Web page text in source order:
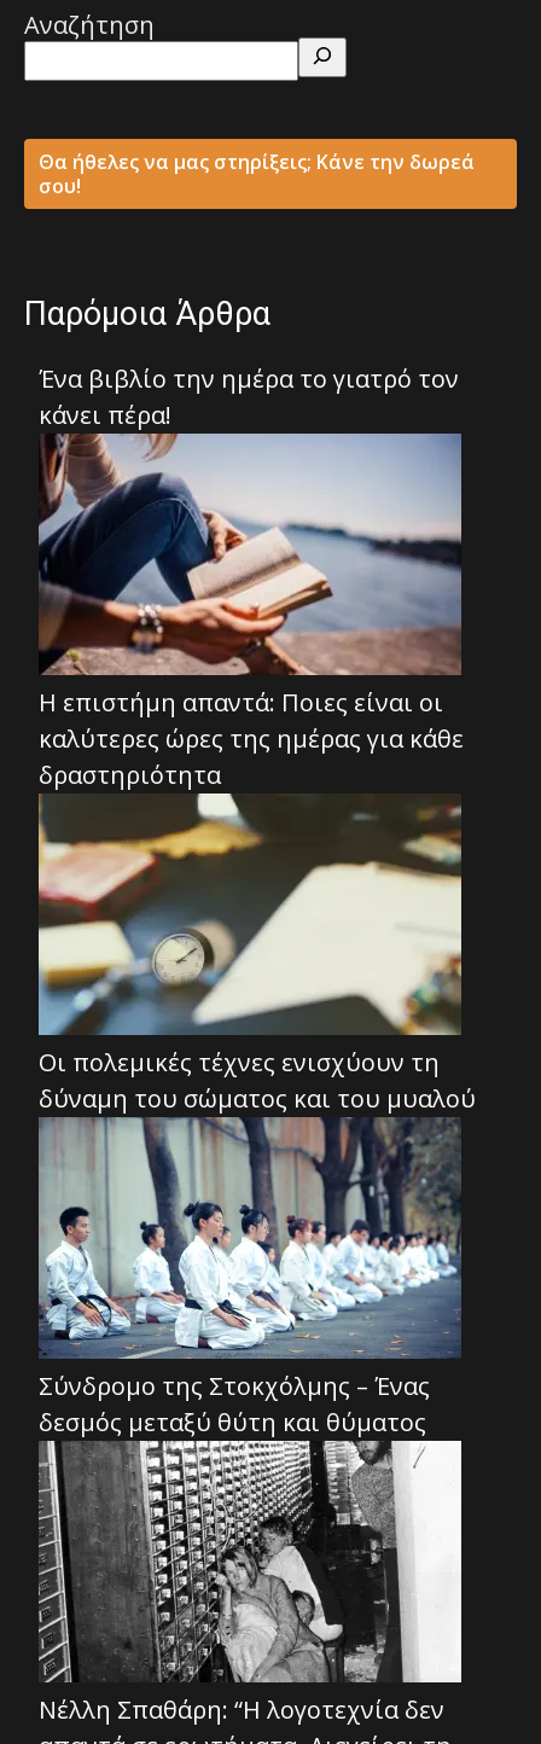
Αναζήτηση
Θα ήθελες να μας στηρίξεις; Κάνε την δωρεά
σου!
Παρόμοια Άρθρα
Ένα βιβλίο την ημέρα το γιατρό τον
κάνει πέρα!
Η επιστήμη απαντά: Ποιες είναι οι
καλύτερες ώρες της ημέρας για κάθε
δραστηριότητα
Οι πολεμικές τέχνες ενισχύουν τη
δύναμη του σώματος και του μυαλού
Σύνδρομο της Στοκχόλμης – Ένας
δεσμός μεταξύ θύτη και θύματος
Νέλλη Σπαθάρη: “Η λογοτεχνία δεν